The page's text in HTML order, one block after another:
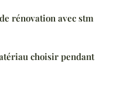
rénovation avec stm
choisir pendant